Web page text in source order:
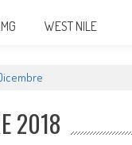
WEST NILE
2018